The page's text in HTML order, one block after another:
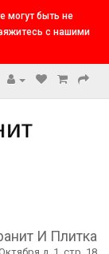
могут быть не
с нашими
И Плитка